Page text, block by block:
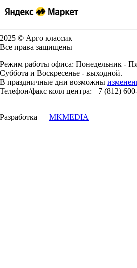
2025 © Арго классик
Все права защищены
Режим работы офиса: Понедельник -
Суббота и Воскресенье - выходной.
В праздничные дни возможны
Телефон/факс колл центра: +7 (812)
Разработка — MKMEDIA